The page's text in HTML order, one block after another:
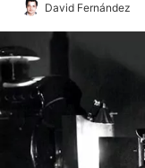
David Fernández